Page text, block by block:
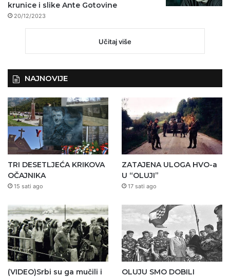
krunice i slike Ante Gotovine
20/12/2023
Učitaj više
NAJNOVIJE
TRI DESETLJEĆA KRIKOVA
OČAJNIKA
15 sati ago
ZATAJENA ULOGA HVO-a
U “OLUJI”
17 sati ago
(VIDEO)Srbi su ga mučili i
OLUJU SMO DOBILI